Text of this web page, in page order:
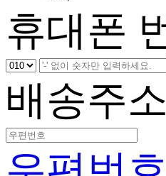
휴대폰
배송주소